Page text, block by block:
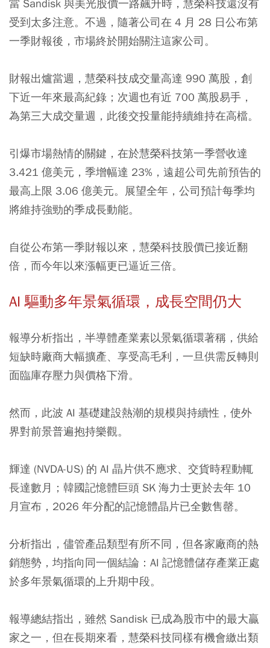
當 Sandisk 與美光股價一路飆升時，慧榮科技還沒有
受到太多注意。不過，隨著公司在 4 月 28 日公布第
一季財報後，市場終於開始關注這家公司。
財報出爐當週，慧榮科技成交量高達 990 萬股，創
下近一年來最高紀錄；次週也有近 700 萬股易手，
為第三大成交量週，此後交投量能持續維持在高檔。
引爆市場熱情的關鍵，在於慧榮科技第一季營收達
3.421 億美元，季增幅達 23%，遠超公司先前預告的
最高上限 3.06 億美元。展望全年，公司預計每季均
將維持強勁的季成長動能。
自從公布第一季財報以來，慧榮科技股價已接近翻
倍，而今年以來漲幅更已逼近三倍。
AI 驅動多年景氣循環，成長空間仍大
報導分析指出，半導體產業素以景氣循環著稱，供給
短缺時廠商大幅擴產、享受高毛利，一旦供需反轉則
面臨庫存壓力與價格下滑。
然而，此波 AI 基礎建設熱潮的規模與持續性，使外
界對前景普遍抱持樂觀。
輝達 (NVDA-US) 的 AI 晶片供不應求、交貨時程動輒
長達數月；韓國記憶體巨頭 SK 海力士更於去年 10
月宣布，2026 年分配的記憶體晶片已全數售罄。
分析指出，儘管產品類型有所不同，但各家廠商的熱
銷態勢，均指向同一個結論：AI 記憶體儲存產業正處
於多年景氣循環的上升期中段。
報導總結指出，雖然 Sandisk 已成為股市中的最大贏
家之一，但在長期來看，慧榮科技同樣有機會繳出類